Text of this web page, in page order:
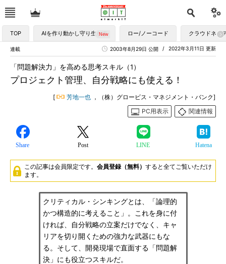
TOP AIを作り動かし守り生かす ロー/ノーコード クラウドネイ
連載 2022年3月11日 更新
2003年8月29日 公開
プロジェクト管理、自分戦略にも使える！
「問題解決力」を高める思考スキル（1）
[ 芳地一也 ，（株）グロービス・マネジメント・バンク]
PC用表示
関連情報
Share Post LINE Hatena
この記事は会員限定です。 会員登録（無料） すると全てご覧いただけ
ます。
クリティカル・シンキングとは、「論理的
かつ構造的に考えること」。これを身に付
ければ、自分戦略の立案だけでなく、キャ
リアを切り開くための強力な武器にもな
る。そして、開発現場で直面する「問題解
決」にも役立つスキルだ。